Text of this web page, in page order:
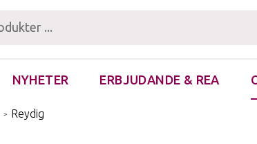
NYHETER ERBJUDANDE & REA
/ Reydig